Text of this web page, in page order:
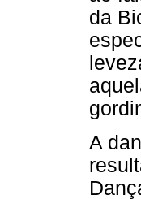
da
A